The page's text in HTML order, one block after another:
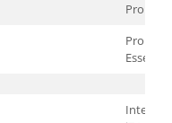
Pro
Pro 15
Essential
Intel®